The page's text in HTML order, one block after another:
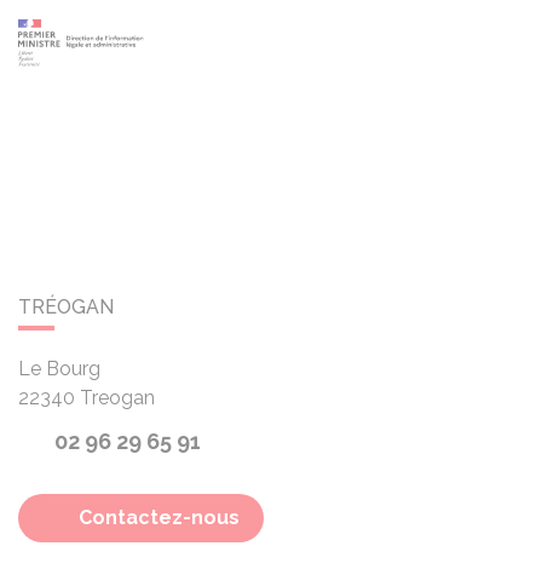
TRÉOGAN
Le Bourg
22340 Treogan
02 96 29 65 91
Contactez-nous